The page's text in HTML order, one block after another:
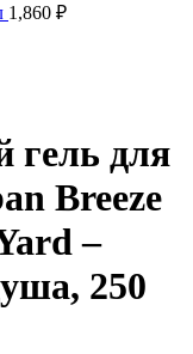
1,860 ₽
для
Breeze
–
250